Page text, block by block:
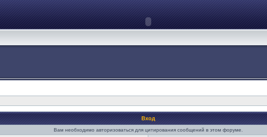
Вход
Вам необходимо авторизоваться для цитирования сообщений в этом форуме.